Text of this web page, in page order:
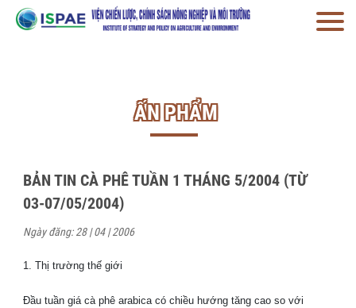
ẤN PHẨM
BẢN TIN CÀ PHÊ TUẦN 1 THÁNG 5/2004 (TỪ
03-07/05/2004)
Ngày đăng: 28 | 04 | 2006
1. Thị trường thế giới
Đầu tuần giá cà phê arabica có chiều hướng tăng cao so với